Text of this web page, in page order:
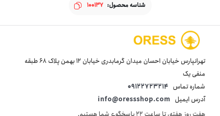
شناسه محصول: 100137
تهرانپارس خیابان احسان میدان گرمابدری خیابان 12 بهمن پلاک 68 طبقه
منفی یک
شماره تماس 09122723214
آدرس ایمیل info@oressshop.com